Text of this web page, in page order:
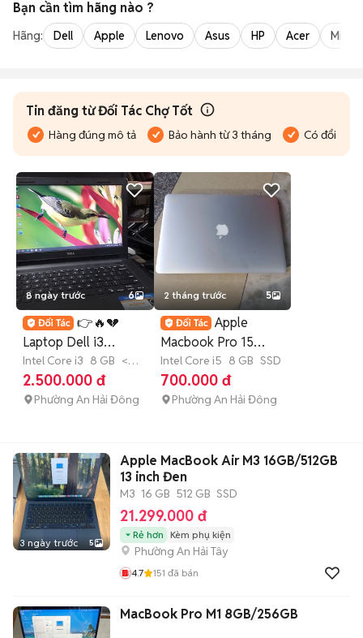
Bạn cần tìm hãng nào ?
Hãng: Dell Apple Lenovo Asus HP Acer
Tin đăng từ Đối Tác Chợ Tốt
Hàng đúng mô tả Bảo hành từ 3 tháng Có đổi trả
8 ngày trước 6
👉🔥💔
Laptop Dell i3
th6,ram D4 8gb/buz
2400,ssd 128g
Intel Core i3 8 GB <
128 GB SSD
2.500.000 đ
Phường An Hải Đông
2 tháng trước 5
Apple
Macbook Pro 15
Retina A1398 Bạc
Intel Core i5 8 GB SSD
700.000 đ
Phường An Hải Đông
3 ngày trước 5
Apple MacBook Air M3 16GB/512GB
13 inch Đen
M3 16 GB 512 GB SSD
21.299.000 đ
Rẻ hơn Kèm phụ kiện
Phường An Hải Tây
4.7 151 đã bán
MacBook Pro M1 8GB/256GB